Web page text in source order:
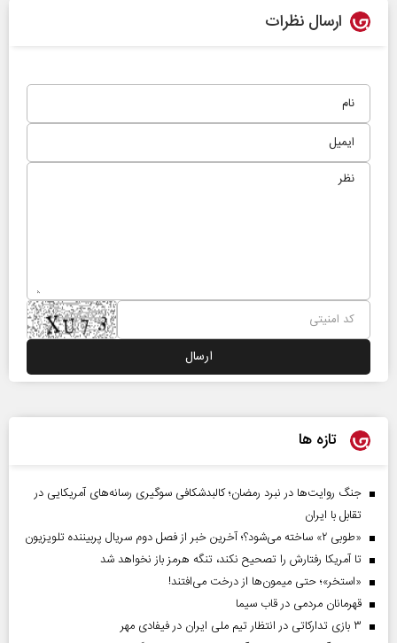
ارسال نظرات
تازه ها
جنگ روایت‌ها در نبرد رمضان؛ کالبدشکافی سوگیری رسانه‌های آمریکایی در
تقابل با ایران
«طوبی ۲» ساخته می‌شود؟؛ آخرین خبر از فصل دوم سریال پربیننده تلویزیون
تا آمریکا رفتارش را تصحیح نکند، تنگه هرمز باز نخواهد شد
«استخر»‌‌؛ حتی میمون‌ها از درخت می‌افتند!
قهرمانان مردمی در قاب سیما
۳ بازی تدارکاتی در انتظار تیم ملی ایران در فیفادی مهر